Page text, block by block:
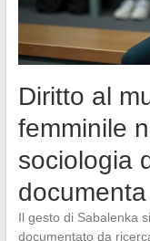
Diritto al
femminile
sociologia
documenta
Il gesto di Sabalenka
documentato da